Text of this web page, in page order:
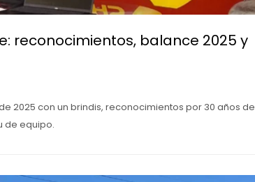
reconocimientos, balance 2025 y
2025 con un brindis, reconocimientos por 30 años de
de equipo.